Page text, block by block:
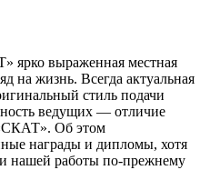
ярко выраженная местная
на жизнь. Всегда актуальная
стиль подачи
ведущих — отличие
Об этом
награды и дипломы, хотя
нашей работы по-прежнему